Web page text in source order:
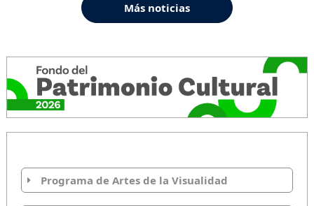
Más noticias
Programa de Artes de la Visualidad